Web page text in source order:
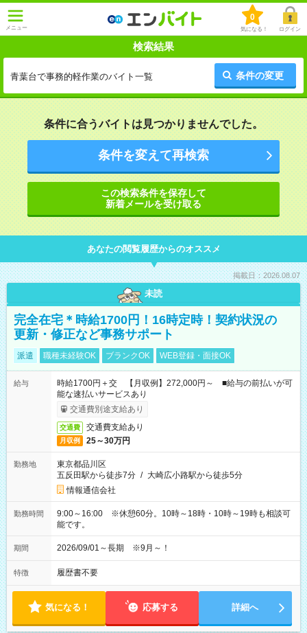
メニュー
0
気になる！ ログイン
検索結果
青葉台で事務的軽作業のバイト一覧 条件の変更
条件に合うバイトは見つかりませんでした。
条件を変えて再検索
この検索条件を保存して
新着メールを受け取る
あなたの閲覧履歴からのオススメ
掲載日：2026.08.07
未読
完全在宅＊時給1700円！16時定時！契約状況の
更新・修正など事務サポート
派遣 職種未経験OK ブランクOK WEB登録・面接OK
給与
時給1700円＋交 【月収例】272,000円～ ■給与の前払いが可
能な速払いサービスあり
交通費別途支給あり
交通費 交通費支給あり
月収例 25～30万円
勤務地
東京都品川区
五反田駅から徒歩7分 / 大崎広小路駅から徒歩5分
情報通信会社
勤務時間
9:00～16:00 ※休憩60分。10時～18時・10時～19時も相談可
能です。
期間 2026/09/01～長期 ※9月～！
特徴 履歴書不要
気になる！ 応募する 詳細へ